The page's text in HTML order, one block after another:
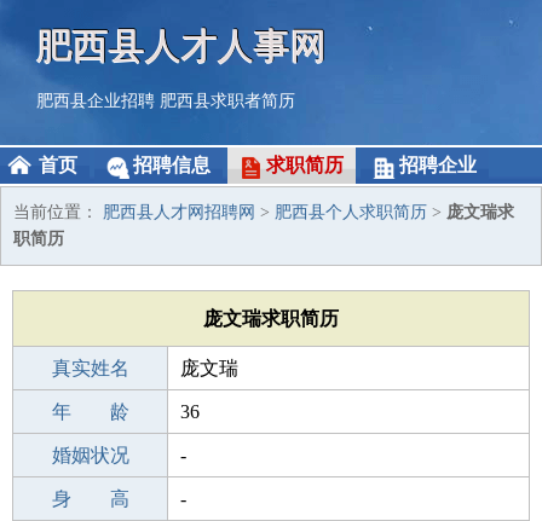
肥西县人才人事网
肥西县企业招聘 肥西县求职者简历
首页 招聘信息 求职简历 招聘企业
当前位置： 肥西县人才网招聘网 > 肥西县个人求职简历 > 庞文瑞求
职简历
庞文瑞求职简历
真实姓名 庞文瑞
性 别 男
年 龄 36
出生年月 1990-10-28
婚姻状况 -
学 历 专科
身 高 -